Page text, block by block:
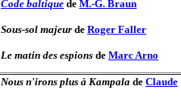
Code baltique de M.-G. Braun
Sous-sol majeur de Roger Faller
Le matin des espions de Marc Arno
Nous n'irons plus à Kampala de Claude